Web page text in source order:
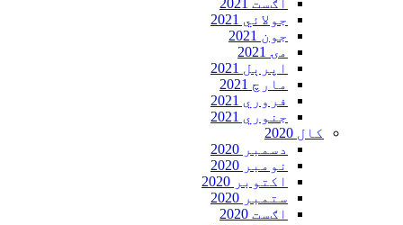
اګست 2021
جولائي 2021
جون 2021
مۍ 2021
اپرېل 2021
مارچ 2021
فروري 2021
جنوري 2021
کال 2020
دسمبر 2020
نومبر 2020
اکتوبر 2020
ستمبر 2020
اګست 2020